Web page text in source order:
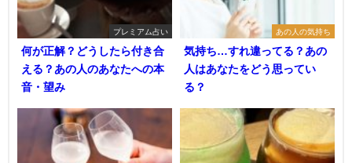
プレミアム占い
何が正解？どうしたら付き合
える？あの人のあなたへの本
音・望み
あの人の気持ち
気持ち…すれ違ってる？あの
人はあなたをどう思ってい
る？